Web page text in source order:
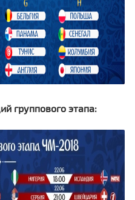
группового этапа: